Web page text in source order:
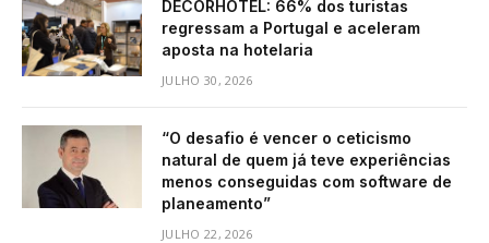
DECORHOTEL: 66% dos turistas
regressam a Portugal e aceleram
aposta na hotelaria
JULHO 30, 2026
“O desafio é vencer o ceticismo
natural de quem já teve experiências
menos conseguidas com software de
planeamento”
JULHO 22, 2026